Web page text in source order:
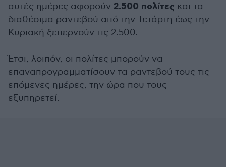
αυτές ημέρες αφορούν 2.500 πολίτες και τα
διαθέσιμα ραντεβού από την Τετάρτη έως την
Κυριακή ξεπερνούν τις 2.500.
Έτσι, λοιπόν, οι πολίτες μπορούν να
επαναπρογραμματίσουν τα ραντεβού τους τις
επόμενες ημέρες, την ώρα που τους
εξυπηρετεί.